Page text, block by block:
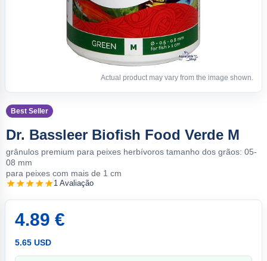
Actual product may vary from the image shown.
Best Seller
Dr. Bassleer Biofish Food Verde M
grânulos premium para peixes herbívoros tamanho dos grãos: 05-
08 mm
para peixes com mais de 1 cm
1 Avaliação
4.89 €
5.65 USD